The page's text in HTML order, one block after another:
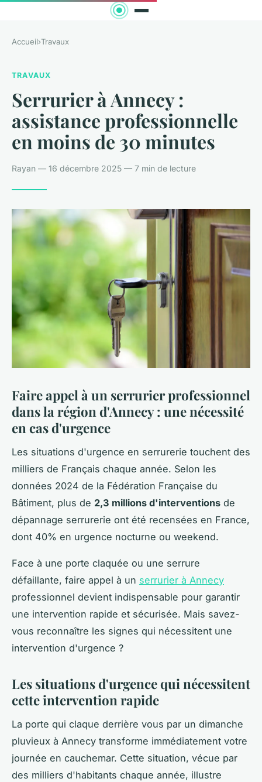
Accueil›Travaux
TRAVAUX
Serrurier à Annecy :
assistance professionnelle
en moins de 30 minutes
Rayan — 16 décembre 2025 — 7 min de lecture
Faire appel à un serrurier professionnel
dans la région d'Annecy : une nécessité
en cas d'urgence
Les situations d'urgence en serrurerie touchent des
milliers de Français chaque année. Selon les
données 2024 de la Fédération Française du
Bâtiment, plus de 2,3 millions d'interventions de
dépannage serrurerie ont été recensées en France,
dont 40% en urgence nocturne ou weekend.
Face à une porte claquée ou une serrure
défaillante, faire appel à un serrurier à Annecy
professionnel devient indispensable pour garantir
une intervention rapide et sécurisée. Mais savez-
vous reconnaître les signes qui nécessitent une
intervention d'urgence ?
Les situations d'urgence qui nécessitent
cette intervention rapide
La porte qui claque derrière vous par un dimanche
pluvieux à Annecy transforme immédiatement votre
journée en cauchemar. Cette situation, vécue par
des milliers d'habitants chaque année, illustre